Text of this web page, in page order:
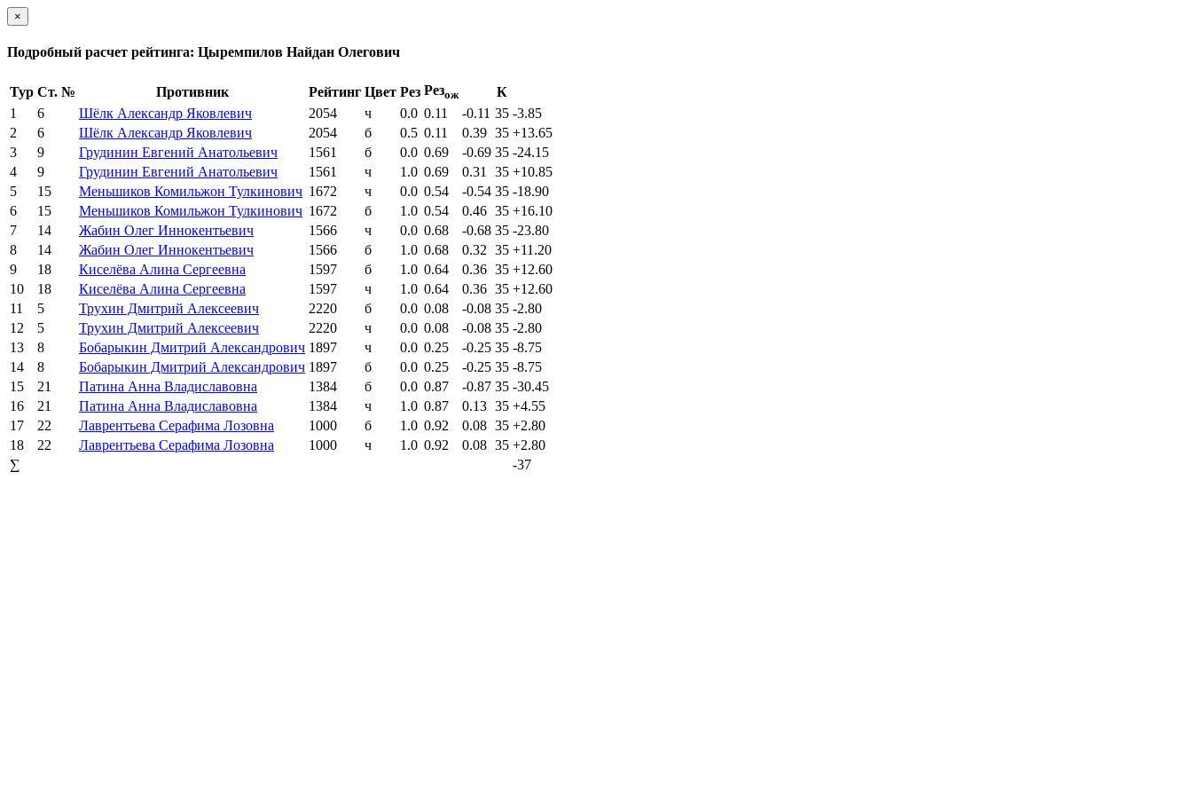
×
Подробный расчет рейтинга: Цыремпилов Найдан Олегович
Тур Ст. № Противник Рейтинг Цвет Рез Резож
К
1
6 Шёлк Александр Яковлевич 2054 ч 0.0 0.11 -0.11 35 -3.85
2
6 Шёлк Александр Яковлевич 2054 б 0.5 0.11 0.39 35 +13.65
3
9 Грудинин Евгений Анатольевич 1561 б 0.0 0.69 -0.69 35 -24.15
4
9 Грудинин Евгений Анатольевич 1561 ч 1.0 0.69 0.31 35 +10.85
5
15 Меньшиков Комильжон Тулкинович 1672 ч 0.0 0.54 -0.54 35 -18.90
6
15 Меньшиков Комильжон Тулкинович 1672 б 1.0 0.54 0.46 35 +16.10
7
14 Жабин Олег Иннокентьевич 1566 ч 0.0 0.68 -0.68 35 -23.80
8
14 Жабин Олег Иннокентьевич 1566 б 1.0 0.68 0.32 35 +11.20
9
18 Киселёва Алина Сергеевна 1597 б 1.0 0.64 0.36 35 +12.60
10
18 Киселёва Алина Сергеевна 1597 ч 1.0 0.64 0.36 35 +12.60
11
5 Трухин Дмитрий Алексеевич 2220 б 0.0 0.08 -0.08 35 -2.80
12
5 Трухин Дмитрий Алексеевич 2220 ч 0.0 0.08 -0.08 35 -2.80
13
8 Бобарыкин Дмитрий Александрович 1897 ч 0.0 0.25 -0.25 35 -8.75
14
8 Бобарыкин Дмитрий Александрович 1897 б 0.0 0.25 -0.25 35 -8.75
15
21 Патина Анна Владиславовна 1384 б 0.0 0.87 -0.87 35 -30.45
16
21 Патина Анна Владиславовна 1384 ч 1.0 0.87 0.13 35 +4.55
17
22 Лаврентьева Серафима Лозовна 1000 б 1.0 0.92 0.08 35 +2.80
18
22 Лаврентьева Серафима Лозовна 1000 ч 1.0 0.92 0.08 35 +2.80
∑
-37